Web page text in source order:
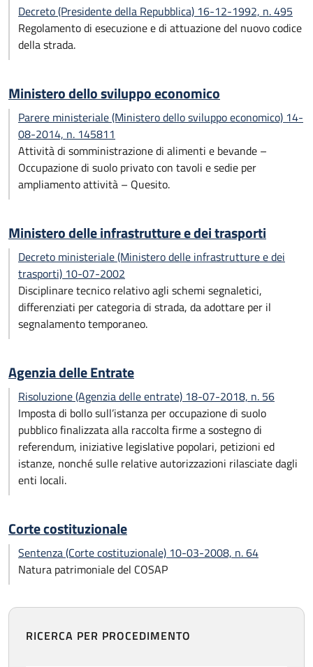
Decreto (Presidente della Repubblica) 16-12-1992, n. 495
Regolamento di esecuzione e di attuazione del nuovo codice
della strada.
Ministero dello sviluppo economico
Parere ministeriale (Ministero dello sviluppo economico) 14-
08-2014, n. 145811
Attività di somministrazione di alimenti e bevande –
Occupazione di suolo privato con tavoli e sedie per
ampliamento attività – Quesito.
Ministero delle infrastrutture e dei trasporti
Decreto ministeriale (Ministero delle infrastrutture e dei
trasporti) 10-07-2002
Disciplinare tecnico relativo agli schemi segnaletici,
differenziati per categoria di strada, da adottare per il
segnalamento temporaneo.
Agenzia delle Entrate
Risoluzione (Agenzia delle entrate) 18-07-2018, n. 56
Imposta di bollo sull’istanza per occupazione di suolo
pubblico finalizzata alla raccolta firme a sostegno di
referendum, iniziative legislative popolari, petizioni ed
istanze, nonché sulle relative autorizzazioni rilasciate dagli
enti locali.
Corte costituzionale
Sentenza (Corte costituzionale) 10-03-2008, n. 64
Natura patrimoniale del COSAP
RICERCA PER PROCEDIMENTO